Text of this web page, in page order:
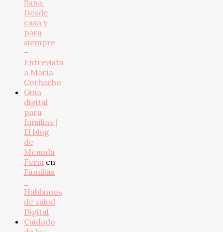
Sana.
Desde
casa y
para
siempre
–
Entrevista
a María
Corbacho
Guía
digital
para
familias |
El blog
de
Menuda
Feria en
Familias
–
Hablamos
de salud
Digital
Cuidado